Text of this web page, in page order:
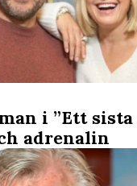
i ”Ett sista
adrenalin